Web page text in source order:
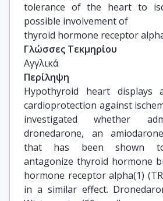
tolerance of the heart to
possible involvement of
thyroid hormone receptor
Γλώσσες Τεκμηρίου
Αγγλικά
Περίληψη
Hypothyroid heart displays
cardioprotection against
investigated whether
dronedarone, an
that has been shown to
antagonize thyroid hormone
hormone receptor alpha(1)
in a similar effect.